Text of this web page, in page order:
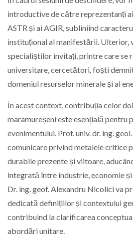
introductive de către reprezentanți
ASTR și ai AGIR, subliniind
instituțional al manifestării. Ulterior,
specialiștilor invitați, printre care se
universitare, cercetători, foști
domeniul resurselor minerale și al
În acest context, contribuția celor
maramureșeni este esențială
evenimentului. Prof. univ. dr. ing.
comunicare privind metalele critice
durabile prezente și viitoare,
integrată între industrie, economie și
Dr. ing. geof. Alexandru Nicolici va
dedicată definițiilor și contextului
contribuind la clarificarea
abordări unitare.